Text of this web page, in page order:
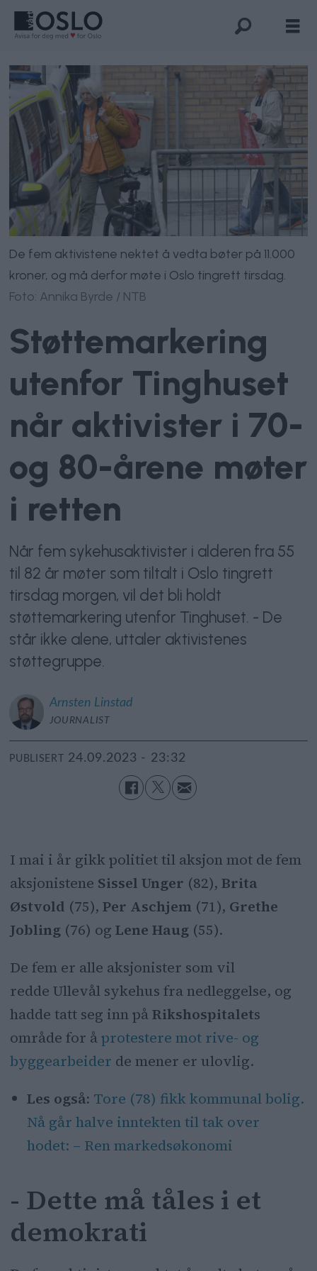
De fem aktivistene nektet å vedta bøter på 11.000
kroner, og må derfor møte i Oslo tingrett tirsdag.
Foto: Annika Byrde / NTB
Støttemarkering
utenfor Tinghuset
når aktivister i 70-
og 80-årene møter
i retten
Når fem sykehusaktivister i alderen fra 55
til 82 år møter som tiltalt i Oslo tingrett
tirsdag morgen, vil det bli holdt
støttemarkering utenfor Tinghuset. - De
står ikke alene, uttaler aktivistenes
støttegruppe.
Arnsten Linstad
JOURNALIST
PUBLISERT 24.09.2023 - 23:32
I mai i år gikk politiet til aksjon mot de fem
aksjonistene Sissel Unger (82), Brita
Østvold (75), Per Aschjem (71), Grethe
Jobling(76) og Lene Haug(55).
De fem er alle aksjonister som vil
redde Ullevål sykehus fra nedleggelse, og
hadde tatt seg inn påRikshospitalets
område for åprotestere mot rive- og
byggearbeider de mener er ulovlig.
Les også: Tore (78) fikk kommunal bolig.
Nå går halve inntekten til tak over
hodet: – Ren markedsøkonomi
- Dette må tåles i et
demokrati